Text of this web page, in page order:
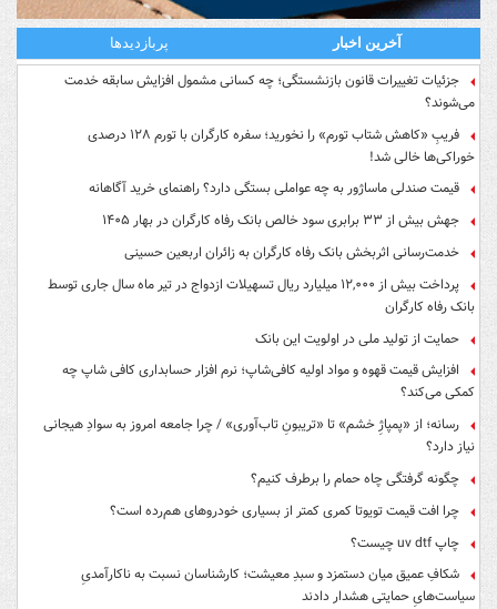
آخرین اخبار پربازدیدها
جزئیات تغییرات قانون بازنشستگی؛ چه کسانی مشمول افزایش سابقه خدمت
می‌شوند؟
فریبِ «کاهش شتاب تورم» را نخورید؛ سفره کارگران با تورم ۱۲۸ درصدی
خوراکی‌ها خالی شد!
قیمت صندلی ماساژور به چه عواملی بستگی دارد؟ راهنمای خرید آگاهانه
جهش بیش از ۳۳ برابری سود خالص بانک رفاه کارگران در بهار ۱۴۰۵
خدمت‌رسانی اثربخش بانک رفاه کارگران به زائران اربعین حسینی
پرداخت بیش از ۱۲,۰۰۰ میلیارد ریال تسهیلات ازدواج در تیر ماه سال جاری توسط
بانک رفاه کارگران
حمایت از تولید ملی در اولویت این بانک
افزایش قیمت قهوه و مواد اولیه کافی‌شاپ؛ نرم افزار حسابداری کافی شاپ چه
کمکی می‌کند؟
رسانه؛ از «پمپاژِ خشم» تا «تریبونِ تاب‌آوری» / چرا جامعه امروز به سوادِ هیجانی
نیاز دارد؟
چگونه گرفتگی چاه حمام را برطرف کنیم؟
چرا افت قیمت تویوتا کمری کمتر از بسیاری خودروهای هم‌رده است؟
چاپ uv dtf چیست؟
شکافِ عمیق میان دستمزد و سبدِ معیشت؛ کارشناسان نسبت به ناکارآمدیِ
سیاست‌هایِ حمایتی هشدار دادند